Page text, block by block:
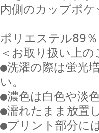
内側のカップポ
ポリエステル89
＜お取り扱い上の
●洗濯の際は蛍光
い。
●濃色は白色や淡
●濡れたまま放置
●プリント部分に